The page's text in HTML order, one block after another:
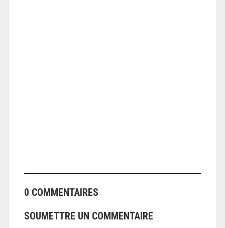
0 COMMENTAIRES
SOUMETTRE UN COMMENTAIRE